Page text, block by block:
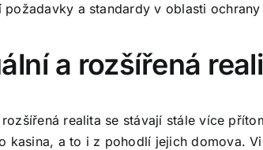
požadavky a standardy v oblasti
a rozšířená
realita se stávají stále více
kasina, a to i z pohodlí jejich domova.